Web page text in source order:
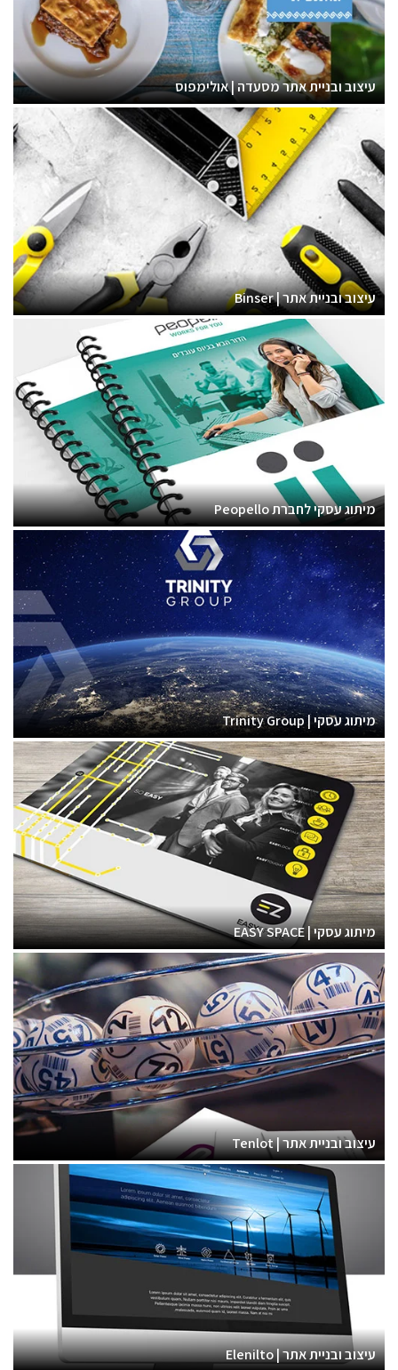
עיצוב ובניית אתר מסעדה | אולימפוס
עיצוב ובניית אתר | Binser
מיתוג עסקי לחברת Peopello
מיתוג עסקי | Trinity Group
מיתוג עסקי | EASY SPACE
עיצוב ובניית אתר | Tenlot
עיצוב ובניית אתר | Elenilto